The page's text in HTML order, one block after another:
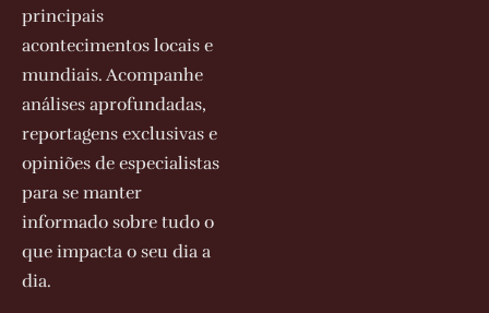
principais
acontecimentos locais e
mundiais. Acompanhe
análises aprofundadas,
reportagens exclusivas e
opiniões de especialistas
para se manter
informado sobre tudo o
que impacta o seu dia a
dia.